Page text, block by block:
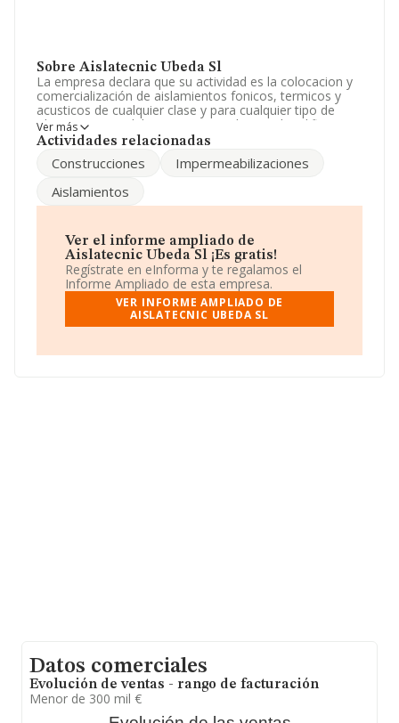
Sobre Aislatecnic Ubeda Sl
La empresa declara que su actividad es la colocacion y
comercialización de aislamientos fonicos, termicos y
acusticos de cualquier clase y para cualquier tipo de
obras impermeabilizaciones en todo tipo de edificios y
construcciones por cualquier procedimiento. La
Clasifica su actividad CNAE como '%cnae%', código
El número de empleados ha disminuido un 73% y
número de empleados de la compañía ha estado por
debajo de la media de sector.
Para ponerse en contacto con sus oficinas, la empresa
facilita el número de teléfono 953792654.
La empresa españolaAislatecnic Ubeda S.L, con NIF
Los Cerros Complejo Tecnocon, (23400), en el
Ver más
Actividades relacionadas
Construcciones
Impermeabilizaciones
Aislamientos
Ver el informe ampliado de
Aislatecnic Ubeda Sl ¡Es gratis!
Regístrate en eInforma y te regalamos el
Informe Ampliado de esta empresa.
VER INFORME AMPLIADO DE
AISLATECNIC UBEDA SL
Datos comerciales
Evolución de ventas - rango de facturación
Menor de 300 mil €